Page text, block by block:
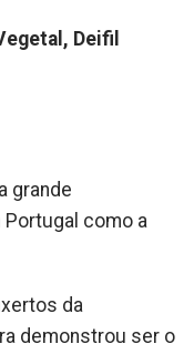
Deifil
grande
como a
da
demonstrou ser o